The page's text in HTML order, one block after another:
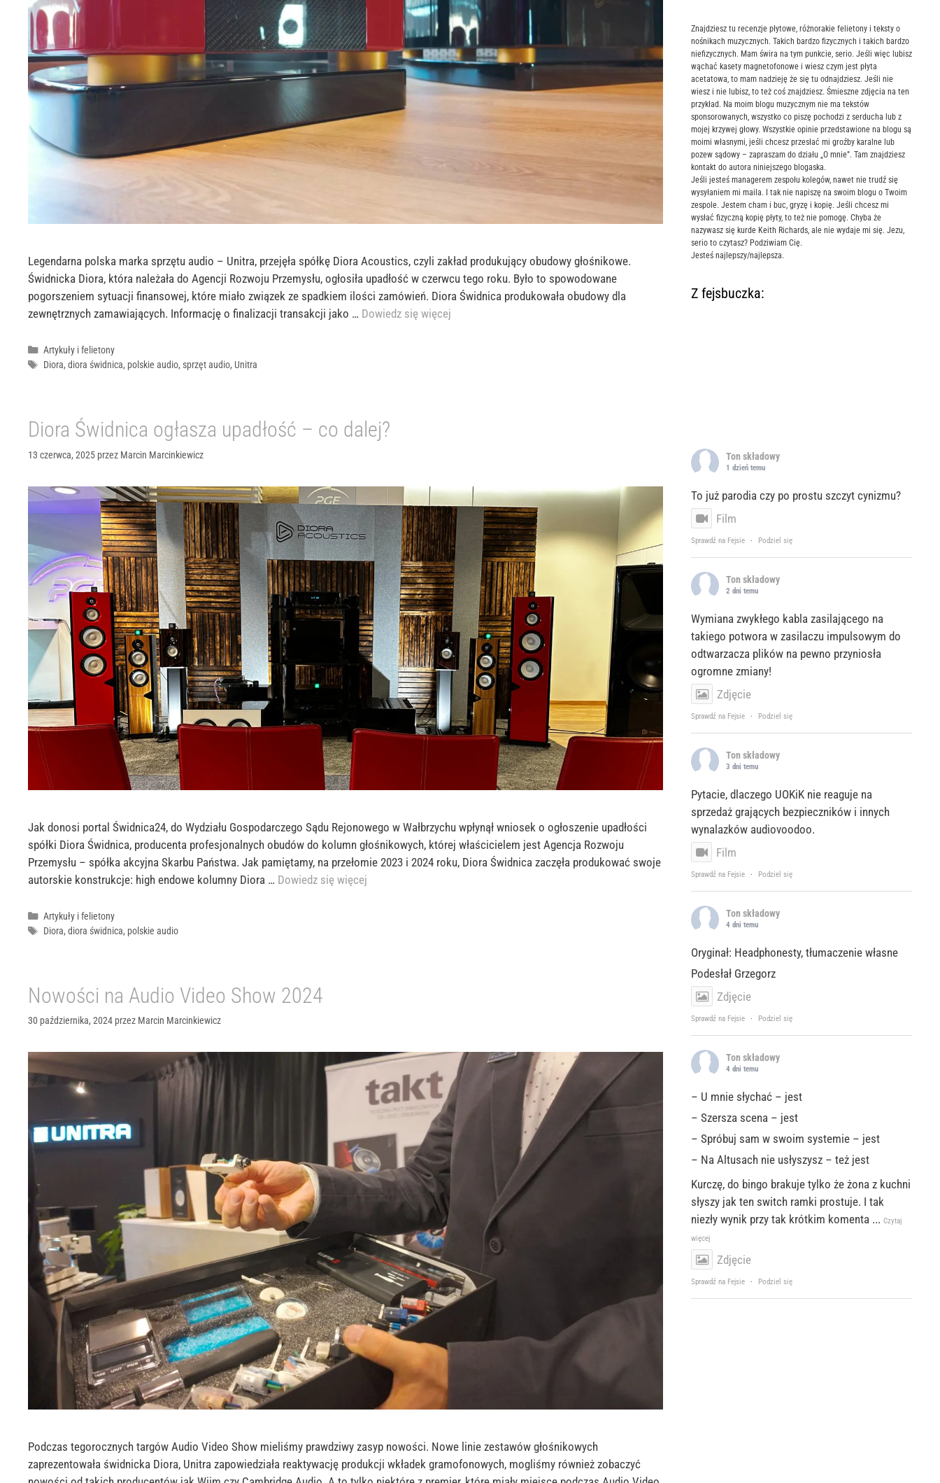
Legendarna polska marka sprzętu audio – Unitra, przejęła spółkę Diora Acoustics, czyli zakład produkujący obudowy głośnikowe.
Świdnicka Diora, która należała do Agencji Rozwoju Przemysłu, ogłosiła upadłość w czerwcu tego roku. Było to spowodowane
pogorszeniem sytuacji finansowej, które miało związek ze spadkiem ilości zamówień. Diora Świdnica produkowała obudowy dla
zewnętrznych zamawiających. Informację o finalizacji transakcji jako … Dowiedz się więcej
Kategorie
Artykuły i felietony
Tagi
Diora, diora świdnica, polskie audio, sprzęt audio, Unitra
Diora Świdnica ogłasza upadłość – co dalej?
13 czerwca, 2025 przez Marcin Marcinkiewicz
Jak donosi portal Świdnica24, do Wydziału Gospodarczego Sądu Rejonowego w Wałbrzychu wpłynął wniosek o ogłoszenie upadłości
spółki Diora Świdnica, producenta profesjonalnych obudów do kolumn głośnikowych, której właścicielem jest Agencja Rozwoju
Przemysłu – spółka akcyjna Skarbu Państwa. Jak pamiętamy, na przełomie 2023 i 2024 roku, Diora Świdnica zaczęła produkować swoje
autorskie konstrukcje: high endowe kolumny Diora … Dowiedz się więcej
Kategorie
Artykuły i felietony
Tagi
Diora, diora świdnica, polskie audio
Nowości na Audio Video Show 2024
30 października, 2024 przez Marcin Marcinkiewicz
Podczas tegorocznych targów Audio Video Show mieliśmy prawdziwy zasyp nowości. Nowe linie zestawów głośnikowych
zaprezentowała świdnicka Diora, Unitra zapowiedziała reaktywację produkcji wkładek gramofonowych, mogliśmy również zobaczyć
Znajdziesz tu recenzje płytowe, różnorakie felietony i teksty o
nośnikach muzycznych. Takich bardzo fizycznych i takich bardzo
niefizycznych. Mam świra na tym punkcie, serio. Jeśli więc lubisz
wąchać kasety magnetofonowe i wiesz czym jest płyta
acetatowa, to mam nadzieję że się tu odnajdziesz. Jeśli nie
wiesz i nie lubisz, to też coś znajdziesz. Śmieszne zdjęcia na ten
przykład. Na moim blogu muzycznym nie ma tekstów
sponsorowanych, wszystko co piszę pochodzi z serducha lub z
mojej krzywej głowy. Wszystkie opinie przedstawione na blogu są
moimi własnymi, jeśli chcesz przesłać mi groźby karalne lub
pozew sądowy – zapraszam do działu „O mnie”. Tam znajdziesz
kontakt do autora niniejszego blogaska.
Jeśli jesteś managerem zespołu kolegów, nawet nie trudź się
wysyłaniem mi maila. I tak nie napiszę na swoim blogu o Twoim
zespole. Jestem cham i buc, gryzę i kopię. Jeśli chcesz mi
wysłać fizyczną kopię płyty, to też nie pomogę. Chyba że
nazywasz się kurde Keith Richards, ale nie wydaje mi się. Jezu,
serio to czytasz? Podziwiam Cię.
Jesteś najlepszy/najlepsza.
Z fejsbuczka:
Ton składowy
1 dzień temu
To już parodia czy po prostu szczyt cynizmu?
Film
Sprawdź na Fejsie · Podziel się
Ton składowy
2 dni temu
Wymiana zwykłego kabla zasilającego na
takiego potwora w zasilaczu impulsowym do
odtwarzacza plików na pewno przyniosła
ogromne zmiany!
Zdjęcie
Sprawdź na Fejsie · Podziel się
Ton składowy
3 dni temu
Pytacie, dlaczego UOKiK nie reaguje na
sprzedaż grających bezpieczników i innych
wynalazków audiovoodoo.
Film
Sprawdź na Fejsie · Podziel się
Ton składowy
4 dni temu
Oryginał: Headphonesty, tłumaczenie własne
Podesłał Grzegorz
Zdjęcie
Sprawdź na Fejsie · Podziel się
Ton składowy
4 dni temu
– U mnie słychać – jest
– Szersza scena – jest
– Spróbuj sam w swoim systemie – jest
– Na Altusach nie usłyszysz – też jest
Kurczę, do bingo brakuje tylko że żona z kuchni
słyszy jak ten switch ramki prostuje. I tak
niezły wynik przy tak krótkim komenta ... Czytaj
więcej
Zdjęcie
Sprawdź na Fejsie · Podziel się